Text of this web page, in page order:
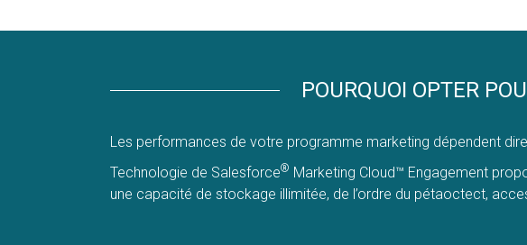
POURQUOI OPTER
Les performances de votre programme marketing dépendent
Technologie de Salesforce® Marketing Cloud™ Engagement
une capacité de stockage illimitée, de l’ordre du pétaoctect,